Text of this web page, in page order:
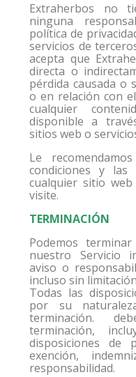
Extraherbos no
ninguna
política de
servicios de
acepta que
directa o
pérdida causada o
o en relación con
cualquier
disponible a
sitios web o
Le
condiciones y las
cualquier sitio
visite.
TERMINACIÓN
Podemos
nuestro Servicio
aviso o
incluso sin
Todas las
por su
terminación.
terminación,
disposiciones de
exención,
responsabilidad.